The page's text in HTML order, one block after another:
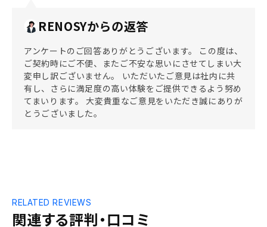
RENOSYからの返答
アンケートのご回答ありがとうございます。 この度は、
ご契約時にご不便、またご不安な思いにさせてしまい大
変申し訳ございません。 いただいたご意見は社内に共
有し、さらに満足度の高い体験をご提供できるよう努め
てまいります。 大変貴重なご意見をいただき誠にありが
とうございました。
関連する評判・口コミ
RELATED REVIEWS